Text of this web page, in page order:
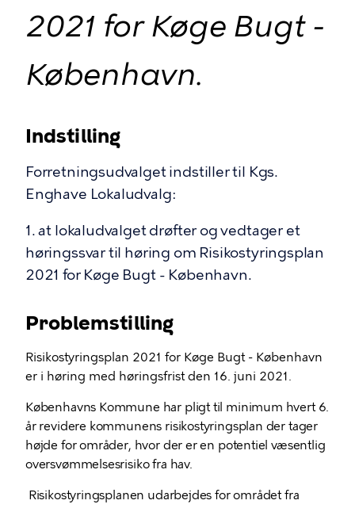
2021 for Køge Bugt -
København.
Indstilling
Forretningsudvalget indstiller til Kgs.
Enghave Lokaludvalg:
1. at lokaludvalget drøfter og vedtager et
høringssvar til høring om Risikostyringsplan
2021 for Køge Bugt - København.
Problemstilling
Risikostyringsplan 2021 for Køge Bugt - København
er i høring med høringsfrist den 16. juni 2021.
Københavns Kommune har pligt til minimum hvert 6.
år revidere kommunens risikostyringsplan der tager
højde for områder, hvor der er en potentiel væsentlig
oversvømmelsesrisiko fra hav.
Risikostyringsplanen udarbejdes for området fra